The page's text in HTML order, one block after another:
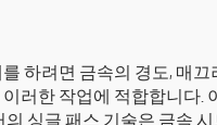
하려면 금속의 경도, 매
러한 작업에 적합합니다.
의 싱글 패스 기술은 금속